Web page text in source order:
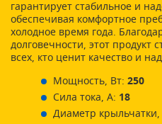
гарантирует стабильное и
обеспечивая комфортное
холодное время года.
долговечности, этот продукт
всех, кто ценит качество и
Мощность, Вт: 250
Сила тока, А: 18
Диаметр крыльчатки,